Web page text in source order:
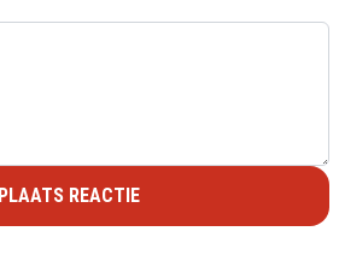
PLAATS REACTIE